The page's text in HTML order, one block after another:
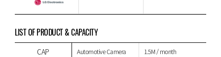
LIST OF PRODUCT & CAPACITY
CAP Automotive Camera 1.5M / month